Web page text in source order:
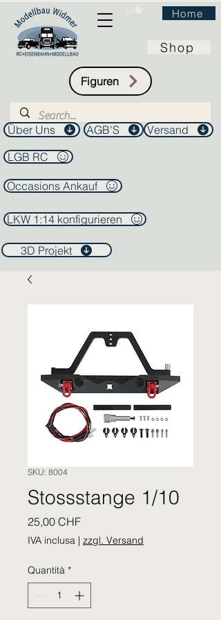
Home
Shop
Figuren
Über Uns AGB'S
Versand
LGB RC
Occasions Ankauf
LKW 1:14 konfigurieren
3D Projekt
SKU: 8004
Stossstange 1/10
25,00 CHFPrezzo
IVA inclusa | zzgl. Versand
Quantità *